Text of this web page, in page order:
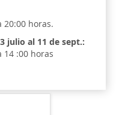
20:00 horas.
julio al 11 de sept.:
14 :00 horas